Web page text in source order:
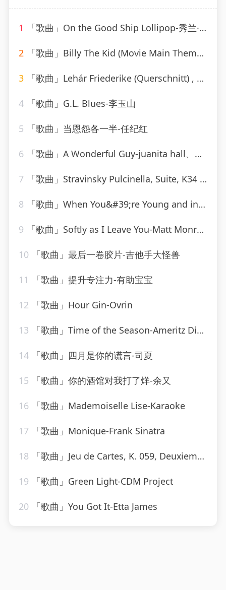
1 「歌曲」On the Good Ship Lollipop-秀兰·邓波儿_20260806_093615
2 「歌曲」Billy The Kid (Movie Main Theme)-Western Movies — The 100 Ultimate Movie Soundtrack Themes
3 「歌曲」Lehár Friederike (Querschnitt) , 1.Akt 'Blicke ich auf Deine Hände'-rudolf schock
4 「歌曲」G.L. Blues-李玉山
5 「歌曲」当恩怨各一半-任纪红
6 「歌曲」A Wonderful Guy-juanita hall、Barbara Luna、ezio pinza、william tabbert
7 「歌曲」Stravinsky Pulcinella, Suite, K34 III. Scherzino – Allegro – Andantino
8 「歌曲」When You&#39;re Young and in Love-John Alford
9 「歌曲」Softly as I Leave You-Matt Monro_20260805_113816
10 「歌曲」最后一卷胶片-吉他手大怪兽
11 「歌曲」提升专注力-有助宝宝
12 「歌曲」Hour Gin-Ovrin
13 「歌曲」Time of the Season-Ameritz Digital Karaoke
14 「歌曲」四月是你的谎言-司夏
15 「歌曲」你的酒馆对我打了烊-余又
16 「歌曲」Mademoiselle Lise-Karaoke
17 「歌曲」Monique-Frank Sinatra
18 「歌曲」Jeu de Cartes, K. 059, Deuxieme Donne Introduction. Alla breve-Neeme Järvi
19 「歌曲」Green Light-CDM Project
20 「歌曲」You Got It-Etta James